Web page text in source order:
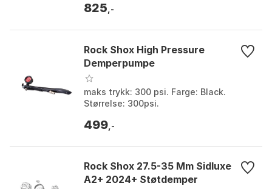
825 ,-
Rock Shox High Pressure
Demperpumpe
maks trykk: 300 psi. Farge: Black.
Størrelse: 300psi.
499 ,-
Rock Shox 27.5-35 Mm Sidluxe
A2+ 2024+ Støtdemper